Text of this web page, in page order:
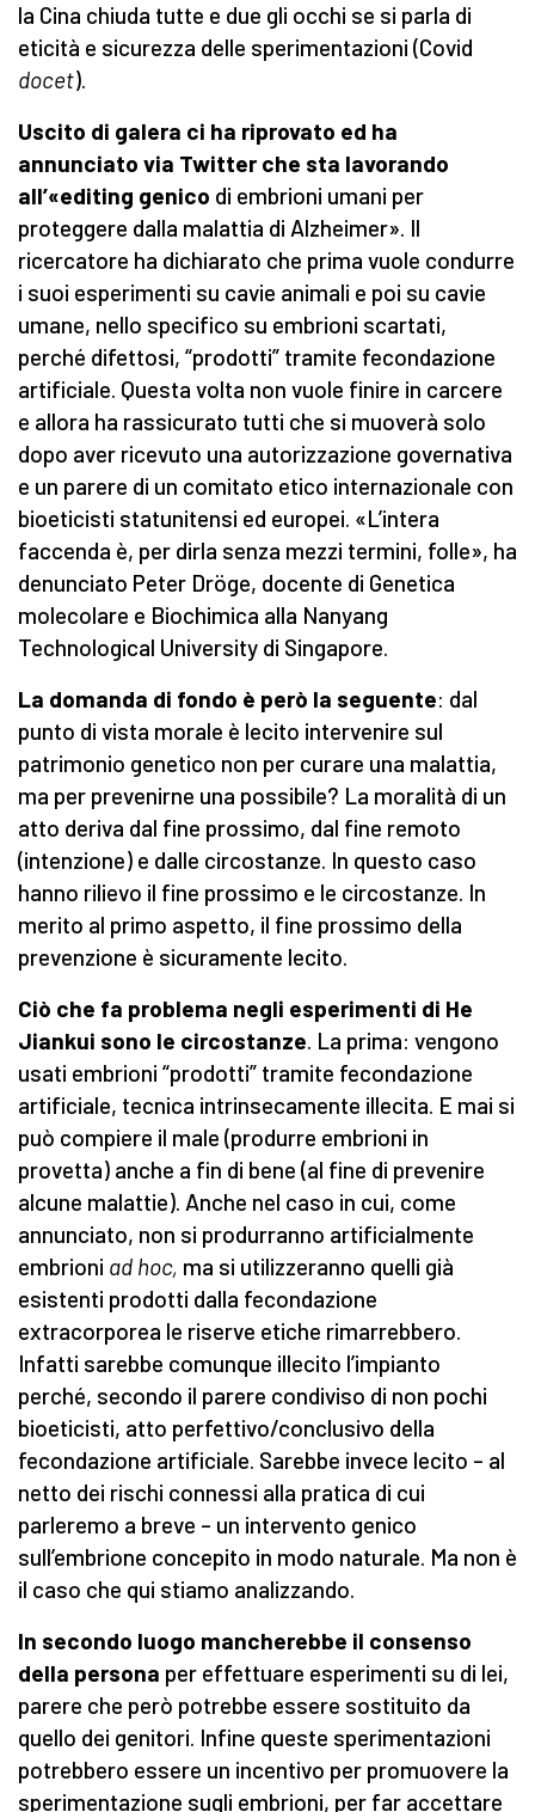
la Cina chiuda tutte e due gli occhi se si parla di
eticità e sicurezza delle sperimentazioni (Covid
docet).
Uscito di galera ci ha riprovato ed ha
annunciato via Twitter che sta lavorando
all’«editing genico di embrioni umani per
proteggere dalla malattia di Alzheimer». Il
ricercatore ha dichiarato che prima vuole condurre
i suoi esperimenti su cavie animali e poi su cavie
umane, nello specifico su embrioni scartati,
perché difettosi, “prodotti” tramite fecondazione
artificiale. Questa volta non vuole finire in carcere
e allora ha rassicurato tutti che si muoverà solo
dopo aver ricevuto una autorizzazione governativa
e un parere di un comitato etico internazionale con
bioeticisti statunitensi ed europei. «L’intera
faccenda è, per dirla senza mezzi termini, folle», ha
denunciato Peter Dröge, docente di Genetica
molecolare e Biochimica alla Nanyang
Technological University di Singapore.
La domanda di fondo è però la seguente: dal
punto di vista morale è lecito intervenire sul
patrimonio genetico non per curare una malattia,
ma per prevenirne una possibile? La moralità di un
atto deriva dal fine prossimo, dal fine remoto
(intenzione) e dalle circostanze. In questo caso
hanno rilievo il fine prossimo e le circostanze. In
merito al primo aspetto, il fine prossimo della
prevenzione è sicuramente lecito.
Ciò che fa problema negli esperimenti di He
Jiankui sono le circostanze. La prima: vengono
usati embrioni “prodotti” tramite fecondazione
artificiale, tecnica intrinsecamente illecita. E mai si
può compiere il male (produrre embrioni in
provetta) anche a fin di bene (al fine di prevenire
alcune malattie). Anche nel caso in cui, come
annunciato, non si produrranno artificialmente
embrioni ad hoc, ma si utilizzeranno quelli già
esistenti prodotti dalla fecondazione
extracorporea le riserve etiche rimarrebbero.
Infatti sarebbe comunque illecito l’impianto
perché, secondo il parere condiviso di non pochi
bioeticisti, atto perfettivo/conclusivo della
fecondazione artificiale. Sarebbe invece lecito – al
netto dei rischi connessi alla pratica di cui
parleremo a breve – un intervento genico
sull’embrione concepito in modo naturale. Ma non è
il caso che qui stiamo analizzando.
In secondo luogo mancherebbe il consenso
della persona per effettuare esperimenti su di lei,
parere che però potrebbe essere sostituito da
quello dei genitori. Infine queste sperimentazioni
potrebbero essere un incentivo per promuovere la
sperimentazione sugli embrioni, per far accettare